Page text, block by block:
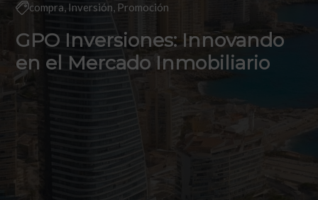
compra, Inversión, Promoción
GPO Inversiones: Innovando
en el Mercado Inmobiliario